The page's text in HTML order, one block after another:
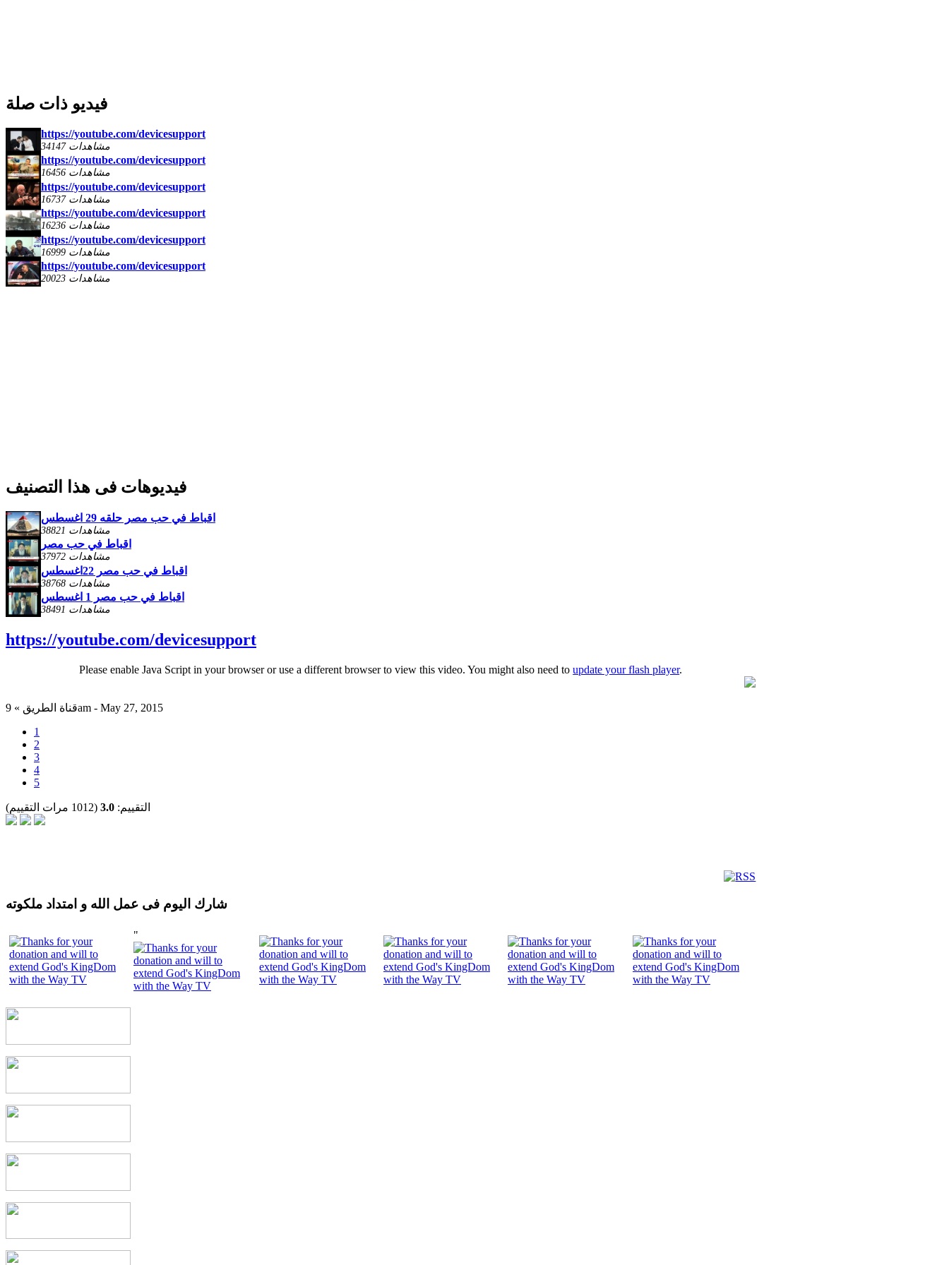
فيديو ذات صلة
https://youtube.com/devicesupport
34147 مشاهدات
https://youtube.com/devicesupport
16456 مشاهدات
https://youtube.com/devicesupport
16737 مشاهدات
https://youtube.com/devicesupport
16236 مشاهدات
https://youtube.com/devicesupport
16999 مشاهدات
https://youtube.com/devicesupport
20023 مشاهدات
فيديوهات فى هذا التصنيف
اقباط في حب مصر حلقه 29 اغسطس
38821 مشاهدات
اقباط في حب مصر
37972 مشاهدات
اقباط في حب مصر 22اغسطس
38768 مشاهدات
اقباط في حب مصر 1 اغسطس
38491 مشاهدات
https://youtube.com/devicesupport
Please enable Java Script in your browser or use a different browser to view this video. You might also need toupdate your flash player.
قناة الطريق » 9am - May 27, 2015
1
2
3
4
5
التقييم: 3.0 (1012 مرات التقييم)
شارك اليوم فى عمل الله و امتداد ملكوته
"